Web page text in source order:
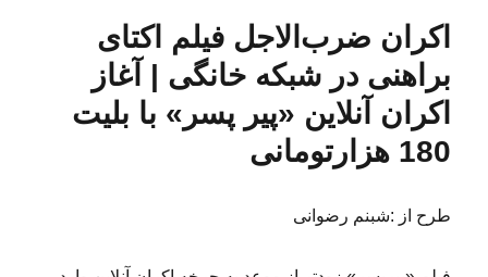
اکران ضرب‌الاجل فیلم اکتای
براهنی در شبکه خانگی | آغاز
اکران آنلاین «پیر پسر» با بلیت
180 هزارتومانی
طرح از :شبنم رضوانی